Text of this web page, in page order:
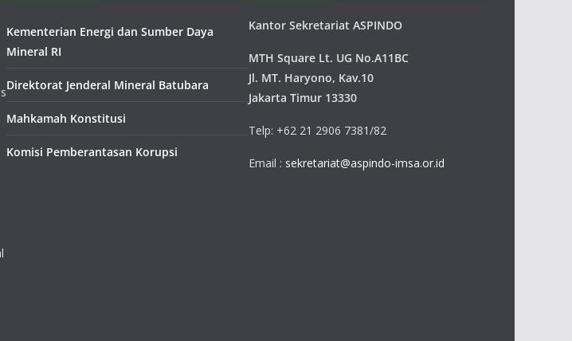
Kementerian Energi dan Sumber Daya
Mineral RI
Direktorat Jenderal Mineral Batubara
Mahkamah Konstitusi
Komisi Pemberantasan Korupsi
Kantor Sekretariat ASPINDO
MTH Square Lt. UG No.A11BC
Jl. MT. Haryono, Kav.10
Jakarta Timur 13330
Telp: +62 21 2906 7381/82
Email : sekretariat@aspindo-imsa.or.id